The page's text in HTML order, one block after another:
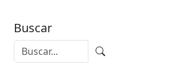
Buscar